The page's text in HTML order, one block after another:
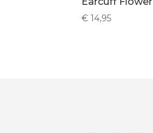
€ 14,95